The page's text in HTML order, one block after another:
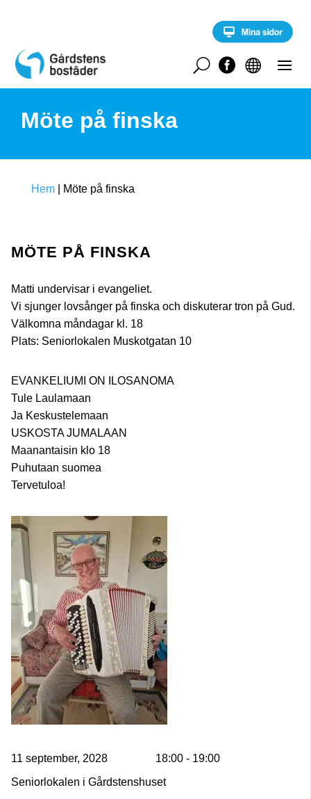
c
n


U
Möte på finska
Hem Möte på finska
MÖTE PÅ FINSKA
Matti undervisar i evangeliet.
Vi sjunger lovsånger på finska och diskuterar tron på Gud.
Välkomna måndagar kl. 18
Plats: Seniorlokalen Muskotgatan 10
EVANKELIUMI ON ILOSANOMA
Tule Laulamaan
Ja Keskustelemaan
USKOSTA JUMALAAN
Maanantaisin klo 18
Puhutaan suomea
Tervetuloa!
11 september, 2028
18:00 - 19:00
Seniorlokalen i Gårdstenshuset